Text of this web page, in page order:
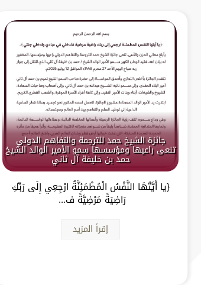
جائزة الشيخ حمد للترجمة والتفاهم الدولي
تنعى راعيها ومؤسسها سمو الأمير الوالد الشيخ
حمد بن خليفة آل ثاني
{يا أَيَّتُهَا النَّفْسُ الْمُطْمَئِنَّةُ ارْجِعِي إِلَى رَبِّكِ
رَاضِيَةً مَرْضِيَّةً ف...
إقرأ المزيد